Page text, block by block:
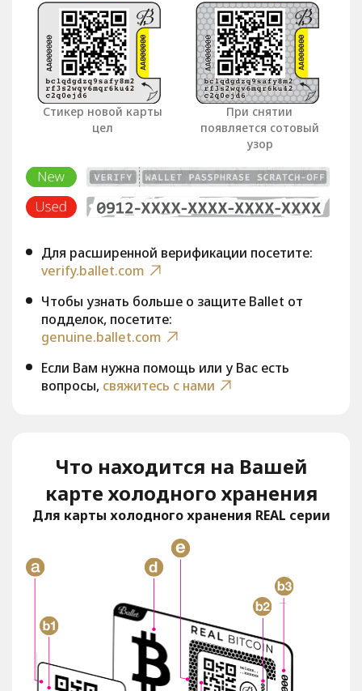
Стикер новой карты
цел
При снятии
появляется сотовый
узор
Для расширенной верификации посетите:
verify.ballet.com
Чтобы узнать больше о защите Ballet от
подделок, посетите:
genuine.ballet.com
Если Вам нужна помощь или у Вас есть
вопросы, свяжитесь с нами
Что находится на Вашей
карте холодного хранения
Для карты холодного хранения REAL серии